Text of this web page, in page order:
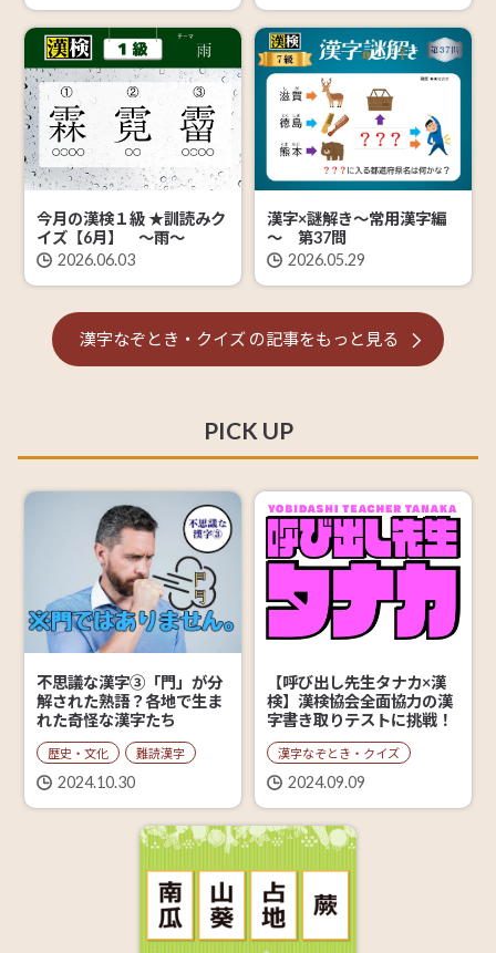
今月の漢検１級 ★訓読みク
イズ【6月】 ～雨～
2026.06.03
漢字×謎解き～常用漢字編
～ 第37問
2026.05.29
漢字なぞとき・クイズ の記事をもっと見る
PICK UP
不思議な漢字③「門」が分
解された熟語？各地で生ま
れた奇怪な漢字たち
歴史・文化 難読漢字
2024.10.30
【呼び出し先生タナカ×漢
検】漢検協会全面協力の漢
字書き取りテストに挑戦！
漢字なぞとき・クイズ
2024.09.09